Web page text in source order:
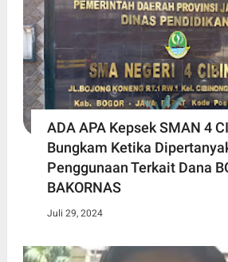
ADA APA Kepsek SMAN 4
Bungkam Ketika
Penggunaan Terkait Dana
BAKORNAS
Juli 29, 2024